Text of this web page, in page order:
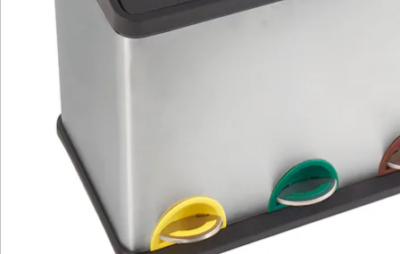
Bewertungen